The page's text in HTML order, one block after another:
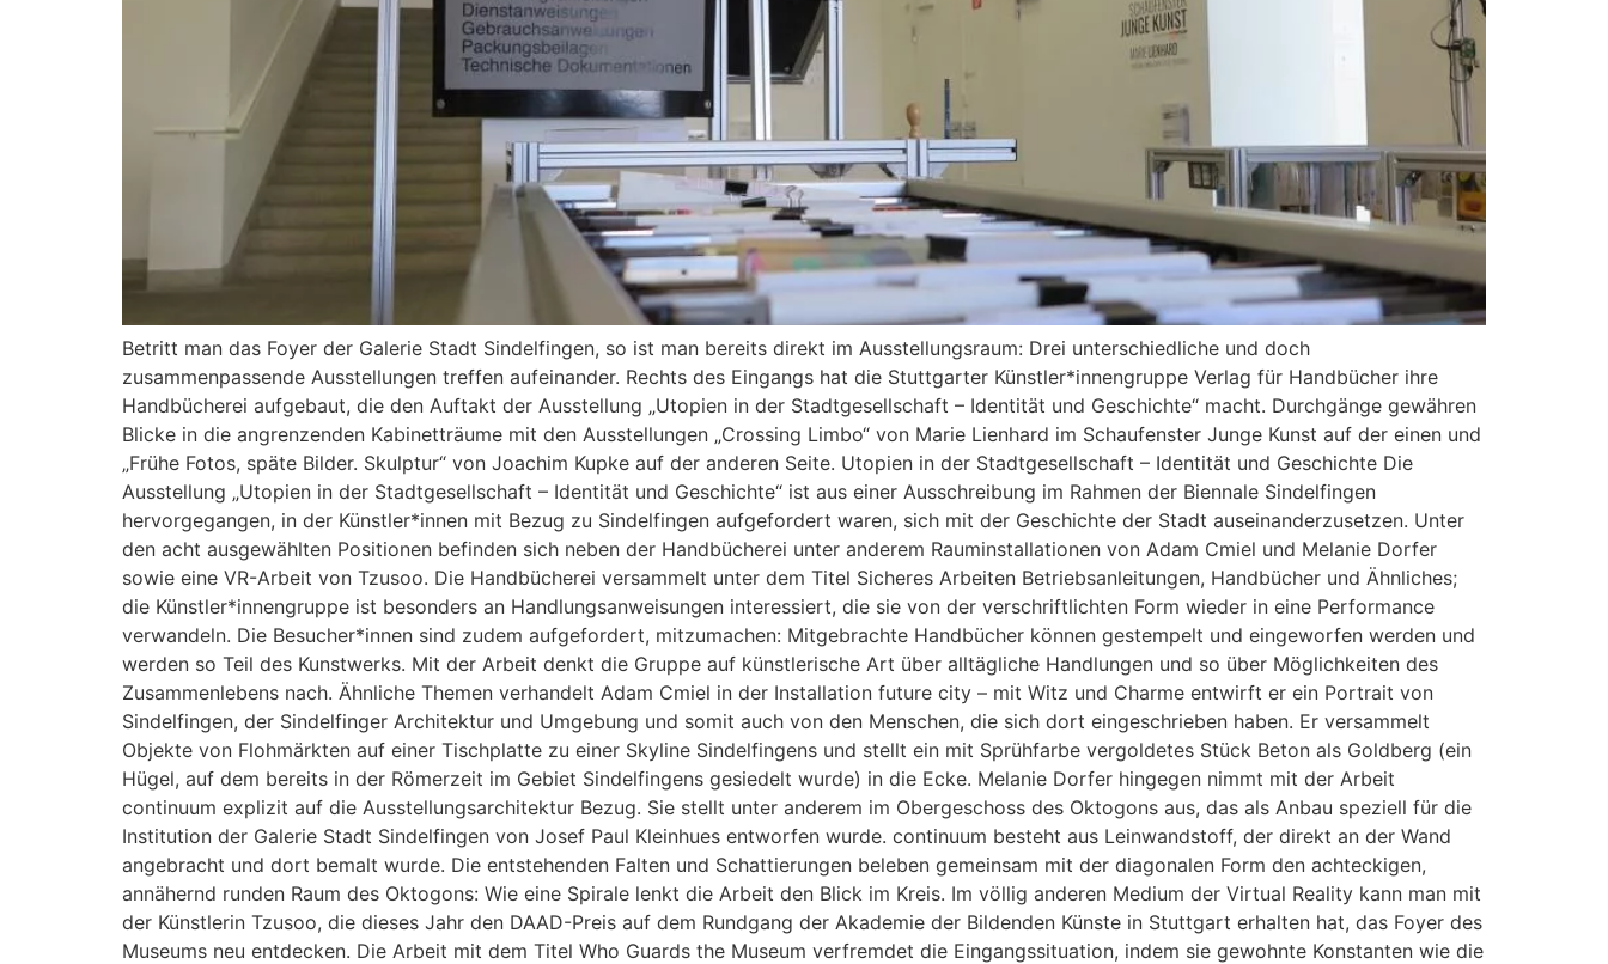
Betritt man das Foyer der Galerie Stadt Sindelfingen, so ist man bereits direkt im Ausstellungsraum: Drei unterschiedliche und doch
zusammenpassende Ausstellungen treffen aufeinander. Rechts des Eingangs hat die Stuttgarter Künstler*innengruppe Verlag für Handbücher ihre
Handbücherei aufgebaut, die den Auftakt der Ausstellung „Utopien in der Stadtgesellschaft – Identität und Geschichte“ macht. Durchgänge gewähren
Blicke in die angrenzenden Kabinetträume mit den Ausstellungen „Crossing Limbo“ von Marie Lienhard im Schaufenster Junge Kunst auf der einen und
„Frühe Fotos, späte Bilder. Skulptur“ von Joachim Kupke auf der anderen Seite. Utopien in der Stadtgesellschaft – Identität und Geschichte Die
Ausstellung „Utopien in der Stadtgesellschaft – Identität und Geschichte“ ist aus einer Ausschreibung im Rahmen der Biennale Sindelfingen
hervorgegangen, in der Künstler*innen mit Bezug zu Sindelfingen aufgefordert waren, sich mit der Geschichte der Stadt auseinanderzusetzen. Unter
den acht ausgewählten Positionen befinden sich neben der Handbücherei unter anderem Rauminstallationen von Adam Cmiel und Melanie Dorfer
sowie eine VR-Arbeit von Tzusoo. Die Handbücherei versammelt unter dem Titel Sicheres Arbeiten Betriebsanleitungen, Handbücher und Ähnliches;
die Künstler*innengruppe ist besonders an Handlungsanweisungen interessiert, die sie von der verschriftlichten Form wieder in eine Performance
verwandeln. Die Besucher*innen sind zudem aufgefordert, mitzumachen: Mitgebrachte Handbücher können gestempelt und eingeworfen werden und
werden so Teil des Kunstwerks. Mit der Arbeit denkt die Gruppe auf künstlerische Art über alltägliche Handlungen und so über Möglichkeiten des
Zusammenlebens nach. Ähnliche Themen verhandelt Adam Cmiel in der Installation future city – mit Witz und Charme entwirft er ein Portrait von
Sindelfingen, der Sindelfinger Architektur und Umgebung und somit auch von den Menschen, die sich dort eingeschrieben haben. Er versammelt
Objekte von Flohmärkten auf einer Tischplatte zu einer Skyline Sindelfingens und stellt ein mit Sprühfarbe vergoldetes Stück Beton als Goldberg (ein
Hügel, auf dem bereits in der Römerzeit im Gebiet Sindelfingens gesiedelt wurde) in die Ecke. Melanie Dorfer hingegen nimmt mit der Arbeit
continuum explizit auf die Ausstellungsarchitektur Bezug. Sie stellt unter anderem im Obergeschoss des Oktogons aus, das als Anbau speziell für die
Institution der Galerie Stadt Sindelfingen von Josef Paul Kleinhues entworfen wurde. continuum besteht aus Leinwandstoff, der direkt an der Wand
angebracht und dort bemalt wurde. Die entstehenden Falten und Schattierungen beleben gemeinsam mit der diagonalen Form den achteckigen,
annähernd runden Raum des Oktogons: Wie eine Spirale lenkt die Arbeit den Blick im Kreis. Im völlig anderen Medium der Virtual Reality kann man mit
der Künstlerin Tzusoo, die dieses Jahr den DAAD-Preis auf dem Rundgang der Akademie der Bildenden Künste in Stuttgart erhalten hat, das Foyer des
Museums neu entdecken. Die Arbeit mit dem Titel Who Guards the Museum verfremdet die Eingangssituation, indem sie gewohnte Konstanten wie die